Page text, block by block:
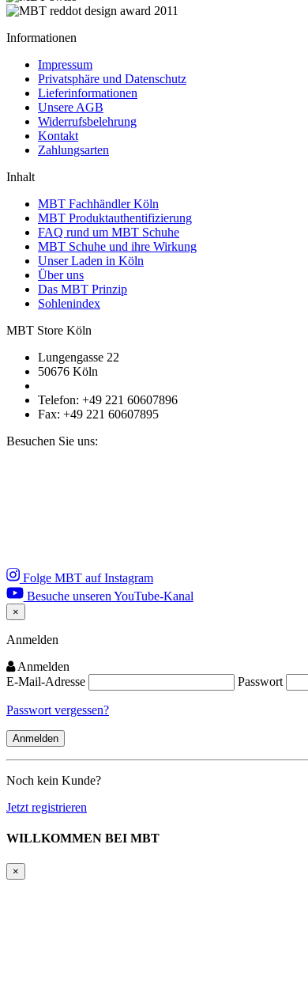
Informationen
Impressum
Privatsphäre und Datenschutz
Lieferinformationen
Unsere AGB
Widerrufsbelehrung
Kontakt
Zahlungsarten
Inhalt
MBT Fachhändler Köln
MBT Produktauthentifizierung
FAQ rund um MBT Schuhe
MBT Schuhe und ihre Wirkung
Unser Laden in Köln
Über uns
Das MBT Prinzip
Sohlenindex
MBT Store Köln
Lungengasse 22
50676 Köln
Telefon: +49 221 60607896
Fax: +49 221 60607895
Besuchen Sie uns:
Folge MBT auf Instagram
Besuche unseren YouTube-Kanal
×
Close
Anmelden
Anmelden
E-Mail-Adresse
Passwort
Passwort vergessen?
Noch kein Kunde?
Jetzt registrieren
WILLKOMMEN BEI MBT
×